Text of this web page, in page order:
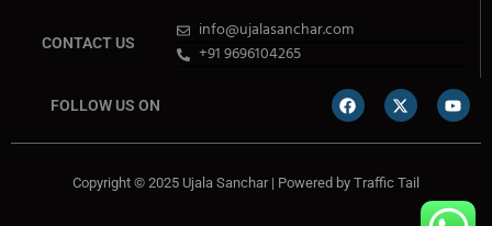
CONTACT US
info@ujalasanchar.com
+91 9696104265
FOLLOW US ON
Copyright © 2025 Ujala Sanchar | Powered by Traffic Tail